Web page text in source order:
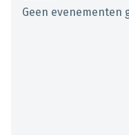
Geen evenementen